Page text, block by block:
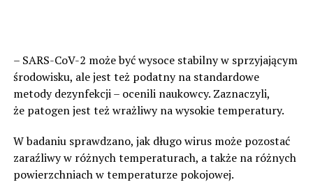
– SARS-CoV-2 może być wysoce stabilny w sprzyjającym
środowisku, ale jest też podatny na standardowe
metody dezynfekcji – ocenili naukowcy. Zaznaczyli,
że patogen jest też wrażliwy na wysokie temperatury.
W badaniu sprawdzano, jak długo wirus może pozostać
zaraźliwy w różnych temperaturach, a także na różnych
powierzchniach w temperaturze pokojowej.